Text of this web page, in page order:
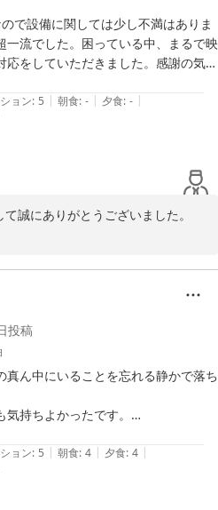
ていただけたのは嬉しい限りでご
として皆様をお迎えいたします。
フ一同心よりお待ち申し上げてお
で設備に関しては少し不満はありま
流でした。困っている中、まるで映
をしていただきました。感謝の気持
ョン: 5 | 朝食: - | 夕食: - |
誠にありがとうございました。
ますが、至らない点もまだござい
うに引き続き取り組んで参りま
は、ご満足いただき、大変嬉しく
投稿
ん中にいることを忘れる静かで落ち
持ちよかったです。
丁寧であたたかみのある接客は、こ
いると感じました。
ョン: 5 | 朝食: 4 | 夕食: 4 |